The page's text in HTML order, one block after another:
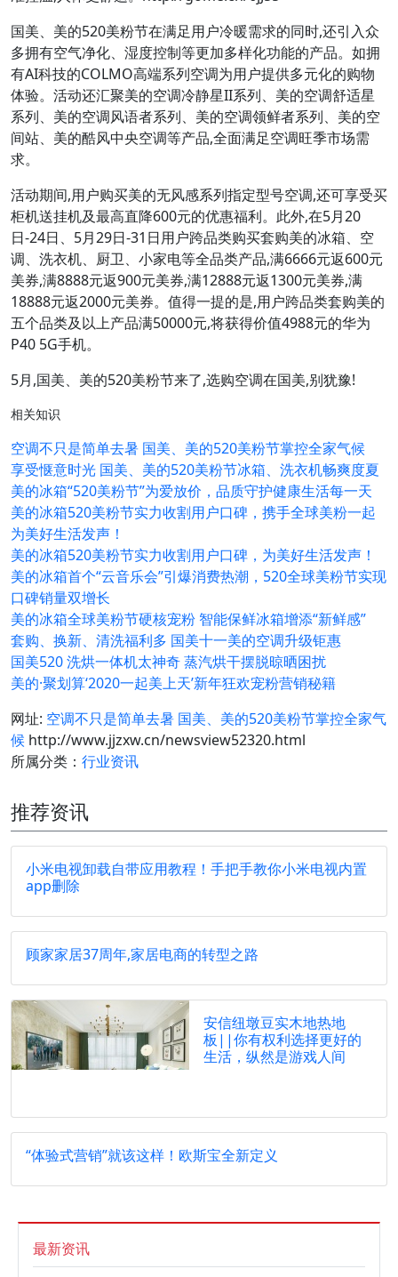
国美、美的520美粉节在满足用户冷暖需求的同时,还引入众
多拥有空气净化、湿度控制等更加多样化功能的产品。如拥
有AI科技的COLMO高端系列空调为用户提供多元化的购物
体验。活动还汇聚美的空调冷静星II系列、美的空调舒适星
系列、美的空调风语者系列、美的空调领鲜者系列、美的空
间站、美的酷风中央空调等产品,全面满足空调旺季市场需
求。
活动期间,用户购买美的无风感系列指定型号空调,还可享受买
柜机送挂机及最高直降600元的优惠福利。此外,在5月20
日-24日、5月29日-31日用户跨品类购买套购美的冰箱、空
调、洗衣机、厨卫、小家电等全品类产品,满6666元返600元
美券,满8888元返900元美券,满12888元返1300元美券,满
18888元返2000元美券。值得一提的是,用户跨品类套购美的
五个品类及以上产品满50000元,将获得价值4988元的华为
P40 5G手机。
5月,国美、美的520美粉节来了,选购空调在国美,别犹豫!
相关知识
空调不只是简单去暑 国美、美的520美粉节掌控全家气候
享受惬意时光 国美、美的520美粉节冰箱、洗衣机畅爽度夏
美的冰箱“520美粉节”为爱放价，品质守护健康生活每一天
美的冰箱520美粉节实力收割用户口碑，携手全球美粉一起
为美好生活发声！
美的冰箱520美粉节实力收割用户口碑，为美好生活发声！
美的冰箱首个“云音乐会”引爆消费热潮，520全球美粉节实现
口碑销量双增长
美的冰箱全球美粉节硬核宠粉 智能保鲜冰箱增添“新鲜感”
套购、换新、清洗福利多 国美十一美的空调升级钜惠
国美520 洗烘一体机太神奇 蒸汽烘干摆脱晾晒困扰
美的·聚划算‘2020一起美上天’新年狂欢宠粉营销秘籍
网址: 空调不只是简单去暑 国美、美的520美粉节掌控全家气
候 http://www.jjzxw.cn/newsview52320.html
所属分类： 行业资讯
推荐资讯
小米电视卸载自带应用教程！手把手教你小米电视内置
app删除
顾家家居37周年,家居电商的转型之路
安信纽墩豆实木地热地
板||你有权利选择更好的
生活，纵然是游戏人间
“体验式营销”就该这样！欧斯宝全新定义
最新资讯